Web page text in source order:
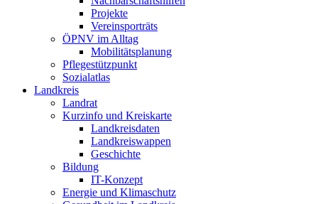
Projekte
Vereinsporträts
ÖPNV im Alltag
Mobilitätsplanung
Pflegestützpunkt
Sozialatlas
Landkreis
Landrat
Kurzinfo und Kreiskarte
Landkreisdaten
Landkreiswappen
Geschichte
Bildung
IT-Konzept
Energie und Klimaschutz